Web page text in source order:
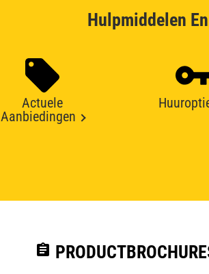
Hulpmiddelen
Actuele
Aanbiedingen
assignment